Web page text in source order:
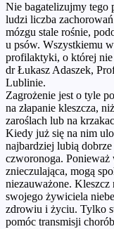
Nie bagatelizujmy tego
ludzi liczba
mózgu stale rośnie,
u psów. Wszystkiemu
profilaktyki, o której nie
dr Łukasz Adaszek,
Lublinie.
Zagrożenie jest o tyle
na złapanie kleszcza,
zaroślach lub na
Kiedy już się na nim
najbardziej lubią
czworonoga. Ponieważ
znieczulająca, mogą
niezauważone.
swojego żywiciela
zdrowiu i życiu. Tylko
pomóc transmisji